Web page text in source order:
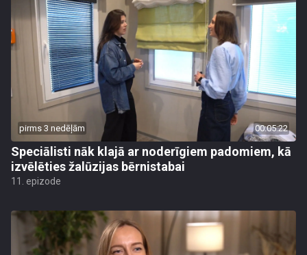
pirms 3 nedēļām 00:05:22
Speciālisti nāk klajā ar noderīgiem padomiem, kā
izvēlēties žalūzijas bērnistabai
11. epizode